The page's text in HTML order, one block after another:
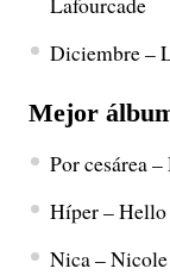
Diciembre –
Mejor
Por cesárea
Híper – Hello
Nica –